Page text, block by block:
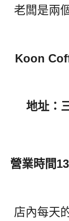
老闆是兩
Koon
地址：
營業時間
店內每天